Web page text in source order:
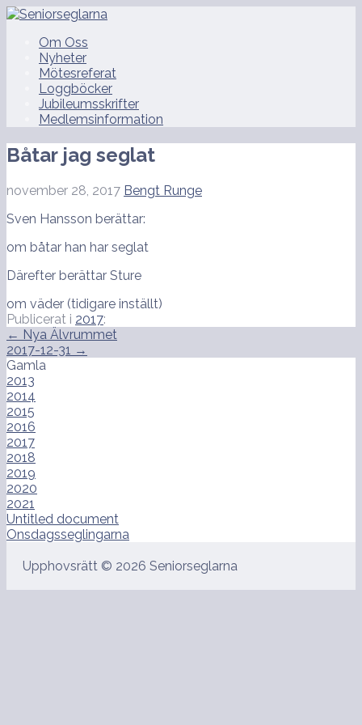
Hoppa
innehållOm Oss
Nyheter
Mötesreferat
Loggböcker
Jubileumsskrifter
Medlemsinformation
Båtar jag seglat
november 28, 2017 Bengt Runge
Sven Hansson berättar:
om båtar han har seglat
Därefter berättar Sture
om väder (tidigare inställt)
Publicerat i 2017:
Inläggsnavigering
← Nya Älvrummet
2017-12-31 →
Gamla
2013
2014
2015
2016
2017
2018
2019
2020
2021
Untitled document
Onsdagsseglingarna
Upphovsrätt © 2026 Seniorseglarna